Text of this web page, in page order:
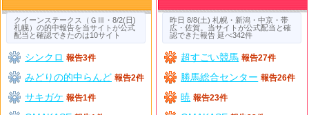
クイーンステークス（ＧⅢ・8/2(日)
札幌）の的中報告を当サイトが公式
配当と確認できたのは10サイト
シンクロ 報告3件
みどりの的中らんど 報告2件
サキガケ 報告1件
昨日 8/8(土) 札幌・新潟・中京・帯
広・佐賀。当サイトが公式配当と確
認できた報告 延べ342件
超すごい競馬 報告27件
勝馬総合センター 報告26件
暁 報告23件